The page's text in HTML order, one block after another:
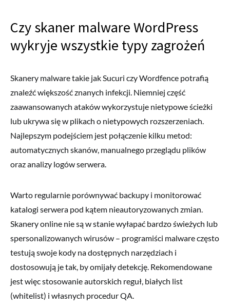
Czy skaner malware WordPress
wykryje wszystkie typy zagrożeń
Skanery malware takie jak Sucuri czy Wordfence potrafią
znaleźć większość znanych infekcji. Niemniej część
zaawansowanych ataków wykorzystuje nietypowe ścieżki
lub ukrywa się w plikach o nietypowych rozszerzeniach.
Najlepszym podejściem jest połączenie kilku metod:
automatycznych skanów, manualnego przeglądu plików
oraz analizy logów serwera.
Warto regularnie porównywać backupy i monitorować
katalogi serwera pod kątem nieautoryzowanych zmian.
Skanery online nie są w stanie wyłapać bardzo świeżych lub
spersonalizowanych wirusów – programiści malware często
testują swoje kody na dostępnych narzędziach i
dostosowują je tak, by omijały detekcję. Rekomendowane
jest więc stosowanie autorskich reguł, białych list
(whitelist) i własnych procedur QA.